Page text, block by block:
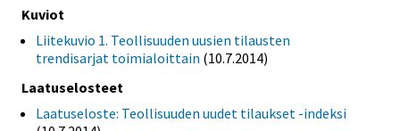
Kuviot
Liitekuvio 1. Teollisuuden uusien tilausten
trendisarjat toimialoittain (10.7.2014)
Laatuselosteet
Laatuseloste: Teollisuuden uudet tilaukset -indeksi